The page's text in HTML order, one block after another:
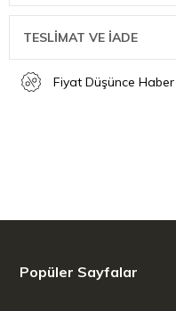
Hava geçirmez, damlama
Mikrodalga ve fırında
TESLİMAT VE İADE
Fiyat Düşünce
Popüler Sayfalar